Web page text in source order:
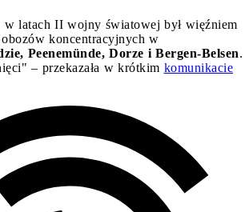
w latach II wojny światowej był więźniem
koncentracyjnych w
Peenemünde, Dorze i Bergen-Belsen.
– przekazała w krótkim komunikacie